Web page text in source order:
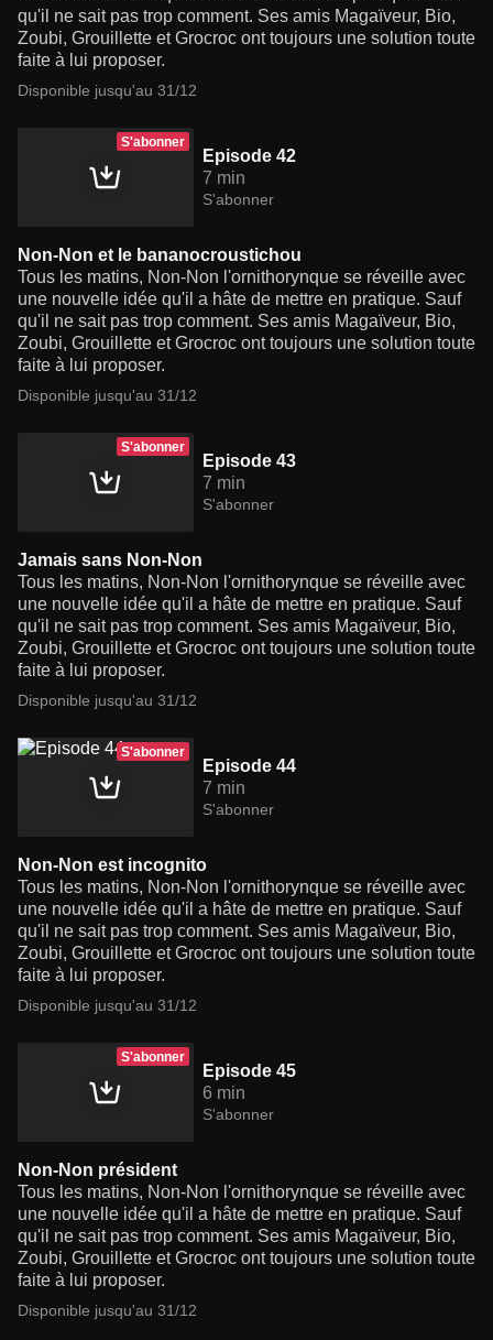
qu'il ne sait pas trop comment. Ses amis Magaïveur, Bio,
Zoubi, Grouillette et Grocroc ont toujours une solution toute
faite à lui proposer.
Disponible jusqu'au 31/12
S'abonner
Episode 42
7 min
S'abonner
Non-Non et le bananocroustichou
Tous les matins, Non-Non l'ornithorynque se réveille avec
une nouvelle idée qu'il a hâte de mettre en pratique. Sauf
qu'il ne sait pas trop comment. Ses amis Magaïveur, Bio,
Zoubi, Grouillette et Grocroc ont toujours une solution toute
faite à lui proposer.
Disponible jusqu'au 31/12
S'abonner
Episode 43
7 min
S'abonner
Jamais sans Non-Non
Tous les matins, Non-Non l'ornithorynque se réveille avec
une nouvelle idée qu'il a hâte de mettre en pratique. Sauf
qu'il ne sait pas trop comment. Ses amis Magaïveur, Bio,
Zoubi, Grouillette et Grocroc ont toujours une solution toute
faite à lui proposer.
Disponible jusqu'au 31/12
S'abonner
Episode 44
7 min
S'abonner
Non-Non est incognito
Tous les matins, Non-Non l'ornithorynque se réveille avec
une nouvelle idée qu'il a hâte de mettre en pratique. Sauf
qu'il ne sait pas trop comment. Ses amis Magaïveur, Bio,
Zoubi, Grouillette et Grocroc ont toujours une solution toute
faite à lui proposer.
Disponible jusqu'au 31/12
S'abonner
Episode 45
6 min
S'abonner
Non-Non président
Tous les matins, Non-Non l'ornithorynque se réveille avec
une nouvelle idée qu'il a hâte de mettre en pratique. Sauf
qu'il ne sait pas trop comment. Ses amis Magaïveur, Bio,
Zoubi, Grouillette et Grocroc ont toujours une solution toute
faite à lui proposer.
Disponible jusqu'au 31/12